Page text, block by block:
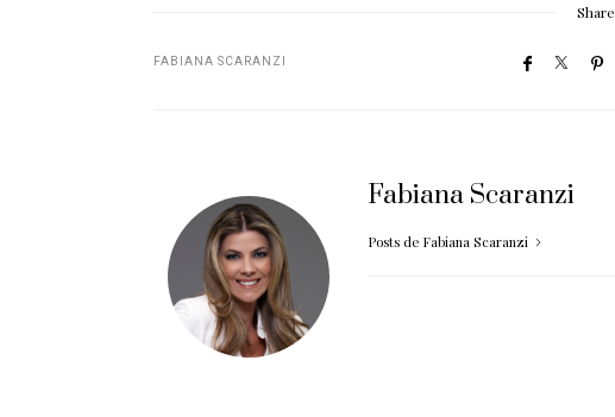
Share
FABIANA SCARANZI
Fabiana Scaranzi
Posts de Fabiana Scaranzi